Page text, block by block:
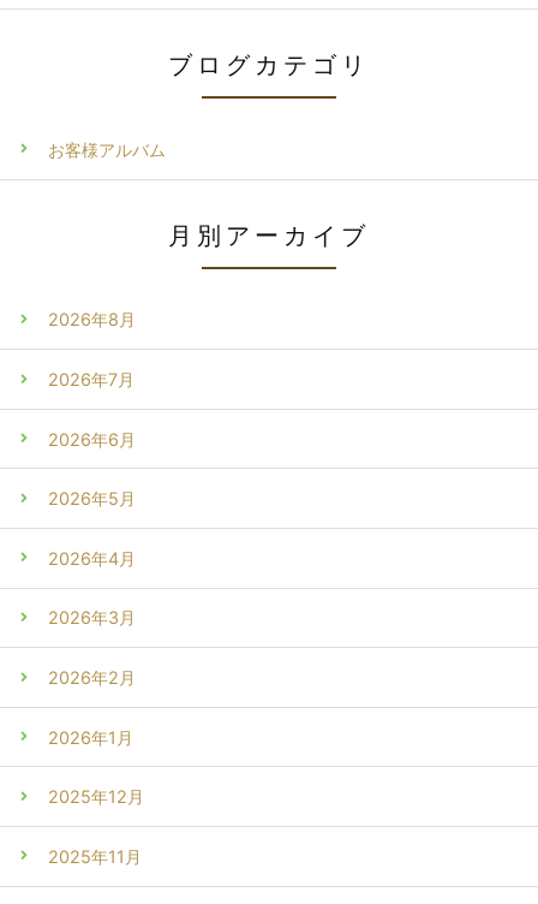
ブログカテゴリ
お客様アルバム
月別アーカイブ
2026年8月
2026年7月
2026年6月
2026年5月
2026年4月
2026年3月
2026年2月
2026年1月
2025年12月
2025年11月